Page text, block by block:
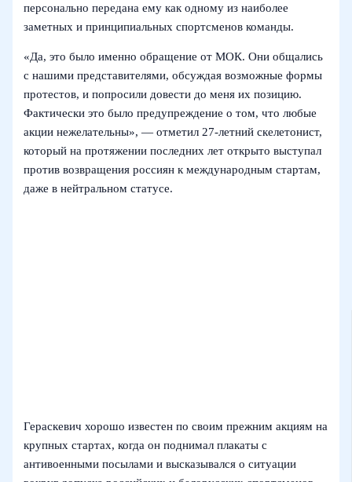
персонально передана ему как одному из наиболее
заметных и принципиальных спортсменов команды.
«Да, это было именно обращение от МОК. Они общались
с нашими представителями, обсуждая возможные формы
протестов, и попросили довести до меня их позицию.
Фактически это было предупреждение о том, что любые
акции нежелательны», — отметил 27‑летний скелетонист,
который на протяжении последних лет открыто выступал
против возвращения россиян к международным стартам,
даже в нейтральном статусе.
Гераскевич хорошо известен по своим прежним акциям на
крупных стартах, когда он поднимал плакаты с
антивоенными посылами и высказывался о ситуации